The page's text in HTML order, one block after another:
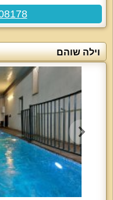
052-
וילה שוהם